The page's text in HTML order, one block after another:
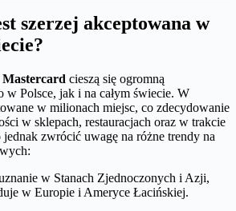
szerzej akceptowana w
Mastercard cieszą się ogromną
w Polsce, jak i na całym świecie. W
w milionach miejsc, co zdecydowanie
w sklepach, restauracjach oraz w trakcie
zwrócić uwagę na różne trendy na
w Stanach Zjednoczonych i Azji,
w Europie i Ameryce Łacińskiej.